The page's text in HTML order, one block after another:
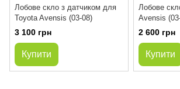
Лобове скло з датчиком для
Toyota Avensis (03-08)
3 100 грн
Купити
Лобове
Avensis
2 600 грн
Купити